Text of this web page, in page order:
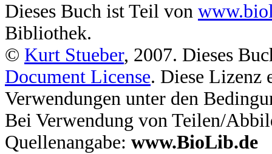
Dieses Buch ist Teil von
Bibliothek.
© Kurt Stueber, 2007. Dieses
Document License. Diese Lizenz
Verwendungen unter den
Bei Verwendung von Teilen/
Quellenangabe: www.BioLib.de